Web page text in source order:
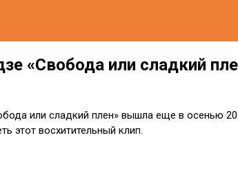
«Свобода или сладкий
или сладкий плен» вышла еще в осенью
этот восхитительный клип.